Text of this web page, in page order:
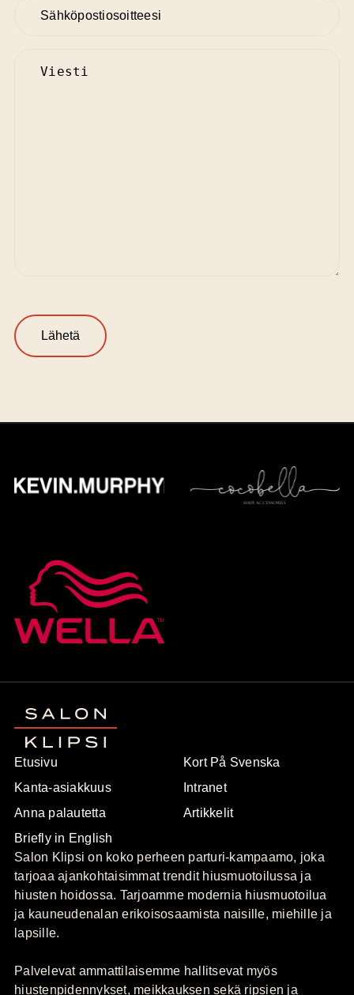
Etusivu
Kanta-asiakkuus
Anna palautetta
Briefly in English
Kort På Svenska
Intranet
Artikkelit
Salon Klipsi on koko perheen parturi-kampaamo, joka
tarjoaa ajankohtaisimmat trendit hiusmuotoilussa ja
hiusten hoidossa. Tarjoamme modernia hiusmuotoilua
ja kauneudenalan erikoisosaamista naisille, miehille ja
lapsille.
Palvelevat ammattilaisemme hallitsevat myös
hiustenpidennykset, meikkauksen sekä ripsien ja